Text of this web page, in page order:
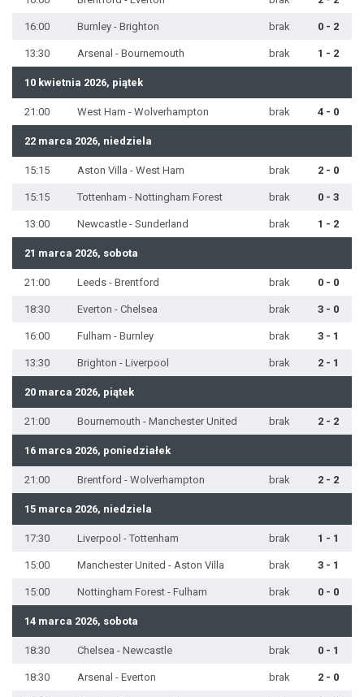
16:00 Burnley - Brighton brak 0 - 2
13:30 Arsenal - Bournemouth brak 1 - 2
10 kwietnia 2026, piątek
21:00 West Ham - Wolverhampton brak 4 - 0
22 marca 2026, niedziela
15:15 Aston Villa - West Ham brak 2 - 0
15:15 Tottenham - Nottingham Forest brak 0 - 3
13:00 Newcastle - Sunderland brak 1 - 2
21 marca 2026, sobota
21:00 Leeds - Brentford brak 0 - 0
18:30 Everton - Chelsea brak 3 - 0
16:00 Fulham - Burnley brak 3 - 1
13:30 Brighton - Liverpool brak 2 - 1
20 marca 2026, piątek
21:00 Bournemouth - Manchester United brak 2 - 2
16 marca 2026, poniedziałek
21:00 Brentford - Wolverhampton brak 2 - 2
15 marca 2026, niedziela
17:30 Liverpool - Tottenham brak 1 - 1
15:00 Manchester United - Aston Villa brak 3 - 1
15:00 Nottingham Forest - Fulham brak 0 - 0
14 marca 2026, sobota
18:30 Chelsea - Newcastle brak 0 - 1
18:30 Arsenal - Everton brak 2 - 0